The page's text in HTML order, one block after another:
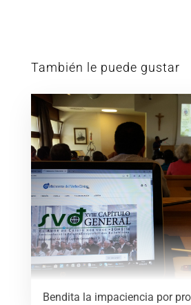
También le puede gustar
Bendita la impaciencia por